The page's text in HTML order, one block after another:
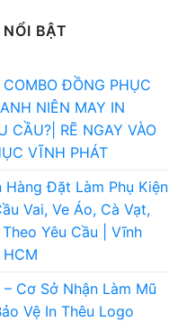
BẬT
ĐỒNG PHỤC
NIÊN MAY IN
CẦU?| RẼ NGAY VÀO
VĨNH PHÁT
Hàng Đặt Làm Phụ Kiện
Vai, Ve Áo, Cà Vạt,
Yêu Cầu | Vĩnh
HCM
Cơ Sở Nhận Làm Mũ
Vệ In Thêu Logo